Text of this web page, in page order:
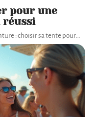
pour une
réussi
: choisir sa tente pour